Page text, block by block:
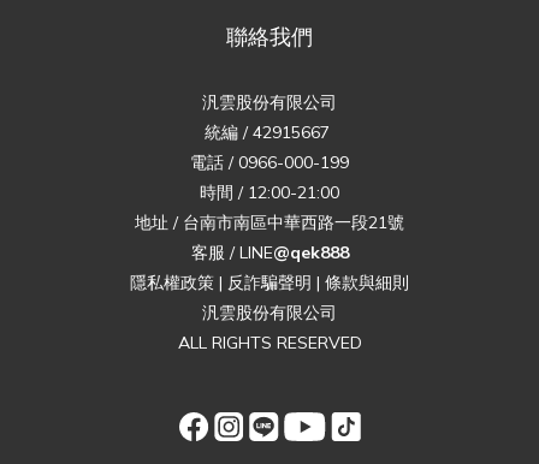
聯絡我們
汎雲股份有限公司
統編 / 42915667
電話 / 0966-000-199
時間 / 12:00-21:00
地址 / 台南市南區中華西路一段21號
客服 / LINE@qek888
隱私權政策 | 反詐騙聲明 | 條款與細則
汎雲股份有限公司
ALL RIGHTS RESERVED